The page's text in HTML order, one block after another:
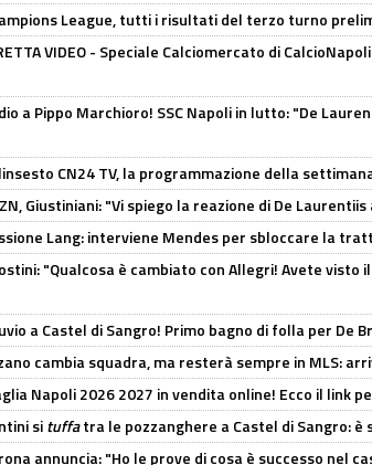
League, tutti i risultati del terzo turno
VIDEO - Speciale Calciomercato di
a Pippo Marchioro! SSC Napoli in lutto: "De
CN24 TV, la programmazione della
Giustiniani: "Vi spiego la reazione di De
Lang: interviene Mendes per sbloccare la
"Qualcosa è cambiato con Allegri! Avete visto
a Castel di Sangro! Primo bagno di folla per De
cambia squadra, ma resterà sempre in MLS:
Napoli 2026 2027 in vendita online! Ecco il link
situffatra le pozzanghere a Castel di Sangro: è
annuncia: "Ho le prove di cosa è successo nel